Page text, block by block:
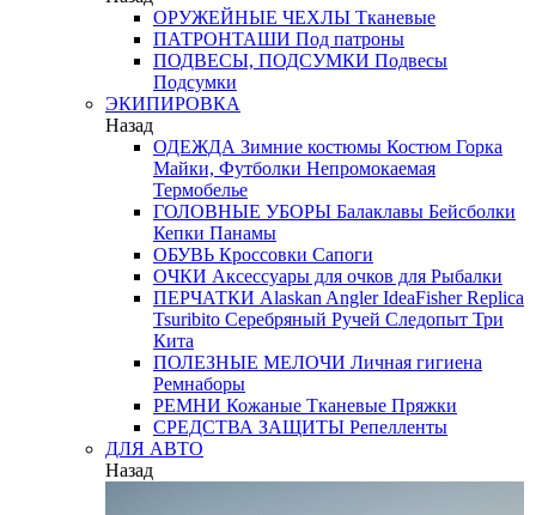
ОРУЖЕЙНЫЕ ЧЕХЛЫ Тканевые
ПАТРОНТАШИ Под патроны
ПОДВЕСЫ, ПОДСУМКИ Подвесы
Подсумки
ЭКИПИРОВКА
Назад
ОДЕЖДА Зимние костюмы Костюм Горка
Майки, Футболки Непромокаемая
Термобелье
ГОЛОВНЫЕ УБОРЫ Балаклавы Бейсболки
Кепки Панамы
ОБУВЬ Кроссовки Сапоги
ОЧКИ Аксессуары для очков для Рыбалки
ПЕРЧАТКИ Alaskan AnglerIdeaFisherReplica
Tsuribito Серебряный Ручей Следопыт Три
Кита
ПОЛЕЗНЫЕ МЕЛОЧИ Личная гигиена
Ремнаборы
РЕМНИ Кожаные Тканевые Пряжки
СРЕДСТВА ЗАЩИТЫ Репелленты
ДЛЯ АВТО
Назад